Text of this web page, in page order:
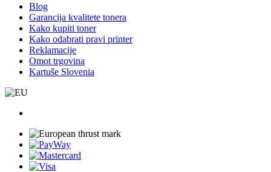
Blog
Garancija kvalitete tonera
Kako kupiti toner
Kako odabrati pravi printer
Reklamacije
Omot trgovina
Kartuše Slovenia